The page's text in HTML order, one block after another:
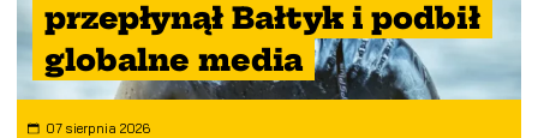
przepłynął Bałtyk i podbił
globalne media
07 sierpnia 2026